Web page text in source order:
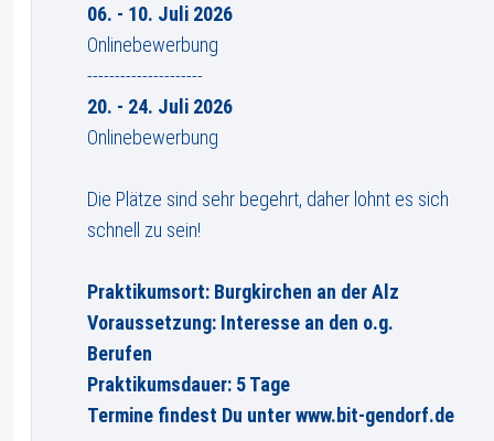
06. - 10. Juli 2026
Onlinebewerbung
---------------------
20. - 24. Juli 2026
Onlinebewerbung
Die Plätze sind sehr begehrt, daher lohnt es sich
schnell zu sein!
Praktikumsort: Burgkirchen an der Alz
Voraussetzung: Interesse an den o.g.
Berufen
Praktikumsdauer: 5 Tage
Termine findest Du unter www.bit-gendorf.de